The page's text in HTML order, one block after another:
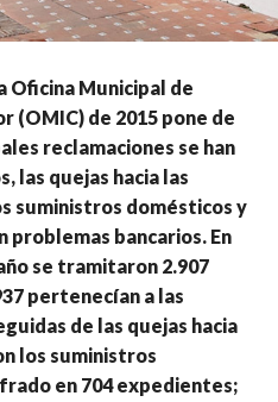
Oficina Municipal de
(OMIC) de 2015 pone de
reclamaciones se han
las quejas hacia las
suministros domésticos y
problemas bancarios. En
se tramitaron 2.907
pertenecían a las
de las quejas hacia
los suministros
en 704 expedientes;